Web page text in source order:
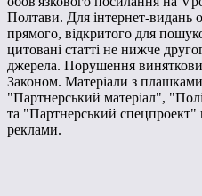
Полтави. Для інтернет-видань
прямого, відкритого для
цитовані статті не нижче
джерела. Порушення
Законом. Матеріали з
"Партнерський матеріал",
та "Партнерський спецпроект"
реклами.